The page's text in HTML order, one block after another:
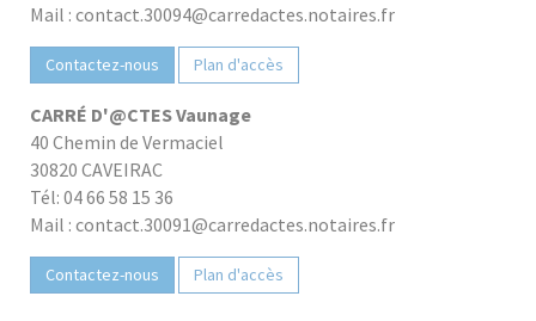
Mail : contact.30094@carredactes.notaires.fr
Contactez-nous Plan d'accès
CARRÉ D'@CTES Vaunage
40 Chemin de Vermaciel
30820 CAVEIRAC
Tél: 04 66 58 15 36
Mail : contact.30091@carredactes.notaires.fr
Contactez-nous Plan d'accès